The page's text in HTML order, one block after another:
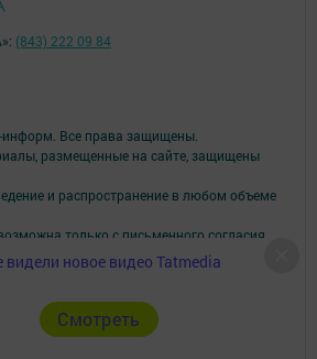
новое видео Tatmedia
Cмотреть
информ. Все права защищены.
размещенные на сайте, защищены
и распространение в любом объеме
только с письменного согласия
агентства по печати и массовым
информ
службой по надзору в сфере
(843) 222 09 84